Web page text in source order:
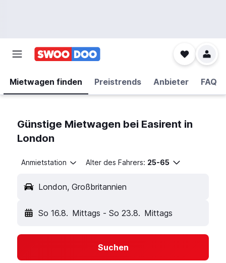
Mietwagen finden Preistrends Anbieter FAQ
Günstige Mietwagen bei Easirent in
London
Anmietstation Alter des Fahrers: 25-65
London, Großbritannien
So 16.8. Mittags - So 23.8. Mittags
Suchen